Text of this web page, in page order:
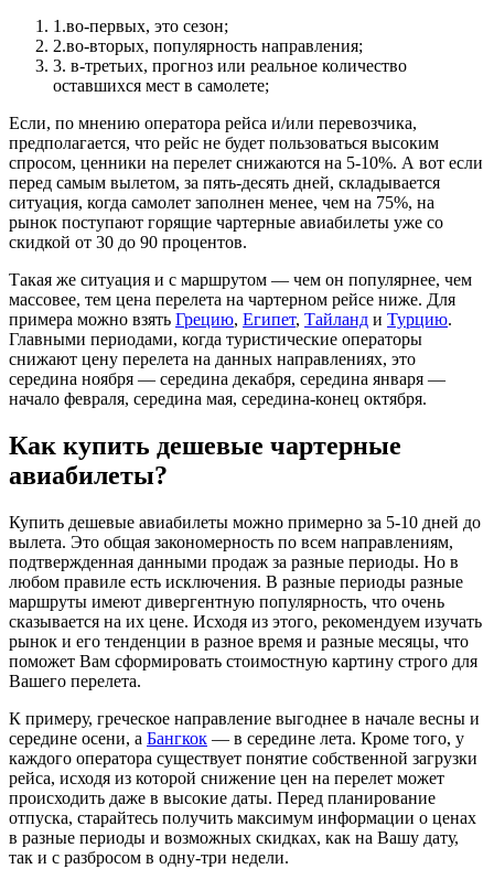
1.во-первых, это сезон;
2.во-вторых, популярность направления;
3. в-третьих, прогноз или реальное количество
оставшихся мест в самолете;
Если, по мнению оператора рейса и/или перевозчика,
предполагается, что рейс не будет пользоваться высоким
спросом, ценники на перелет снижаются на 5-10%. А вот если
перед самым вылетом, за пять-десять дней, складывается
ситуация, когда самолет заполнен менее, чем на 75%, на
рынок поступают горящие чартерные авиабилеты уже со
скидкой от 30 до 90 процентов.
Такая же ситуация и с маршрутом — чем он популярнее, чем
массовее, тем цена перелета на чартерном рейсе ниже. Для
примера можно взять Грецию, Египет, Тайланд и Турцию.
Главными периодами, когда туристические операторы
снижают цену перелета на данных направлениях, это
середина ноября — середина декабря, середина января —
начало февраля, середина мая, середина-конец октября.
Как купить дешевые чартерные
авиабилеты?
Купить дешевые авиабилеты можно примерно за 5-10 дней до
вылета. Это общая закономерность по всем направлениям,
подтвержденная данными продаж за разные периоды. Но в
любом правиле есть исключения. В разные периоды разные
маршруты имеют дивергентную популярность, что очень
сказывается на их цене. Исходя из этого, рекомендуем изучать
рынок и его тенденции в разное время и разные месяцы, что
поможет Вам сформировать стоимостную картину строго для
Вашего перелета.
К примеру, греческое направление выгоднее в начале весны и
середине осени, а Бангкок — в середине лета. Кроме того, у
каждого оператора существует понятие собственной загрузки
рейса, исходя из которой снижение цен на перелет может
происходить даже в высокие даты. Перед планирование
отпуска, старайтесь получить максимум информации о ценах
в разные периоды и возможных скидках, как на Вашу дату,
так и с разбросом в одну-три недели.